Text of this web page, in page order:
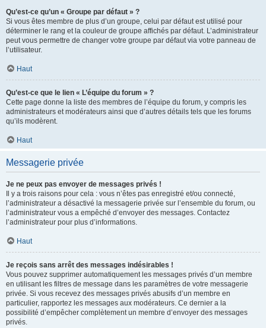
Qu’est-ce qu’un « Groupe par défaut » ?
Si vous êtes membre de plus d’un groupe, celui par défaut est utilisé pour
déterminer le rang et la couleur de groupe affichés par défaut. L’administrateur
peut vous permettre de changer votre groupe par défaut via votre panneau de
l’utilisateur.
Haut
Qu’est-ce que le lien « L’équipe du forum » ?
Cette page donne la liste des membres de l’équipe du forum, y compris les
administrateurs et modérateurs ainsi que d’autres détails tels que les forums
qu’ils modèrent.
Haut
Messagerie privée
Je ne peux pas envoyer de messages privés !
Il y a trois raisons pour cela : vous n’êtes pas enregistré et/ou connecté,
l’administrateur a désactivé la messagerie privée sur l’ensemble du forum, ou
l’administrateur vous a empêché d’envoyer des messages. Contactez
l’administrateur pour plus d’informations.
Haut
Je reçois sans arrêt des messages indésirables !
Vous pouvez supprimer automatiquement les messages privés d’un membre
en utilisant les filtres de message dans les paramètres de votre messagerie
privée. Si vous recevez des messages privés abusifs d’un membre en
particulier, rapportez les messages aux modérateurs. Ce dernier a la
possibilité d’empêcher complètement un membre d’envoyer des messages
privés.